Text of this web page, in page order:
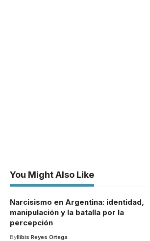
You Might Also Like
Narcisismo en Argentina: identidad,
manipulación y la batalla por la
percepción
ByIlibis Reyes Ortega